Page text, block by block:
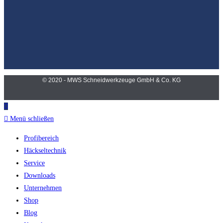
© 2020 - MWS Schneidwerkzeuge GmbH & Co. KG
Menü schließen
Profibereich
Häckseltechnik
Service
Downloads
Unternehmen
Shop
Blog